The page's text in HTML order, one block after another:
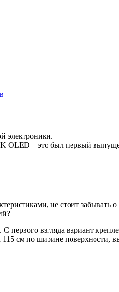
электроники.
OLED – это был первый
не стоит забывать
взгляда вариант
см по ширине поверхности,